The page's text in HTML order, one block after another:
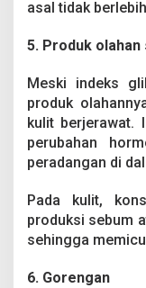
asal tidak
5. Produk olahan
Meski indeks
produk
kulit berjerawat.
perubahan
peradangan di
Pada kulit,
produksi sebum
sehingga
6. Gorengan